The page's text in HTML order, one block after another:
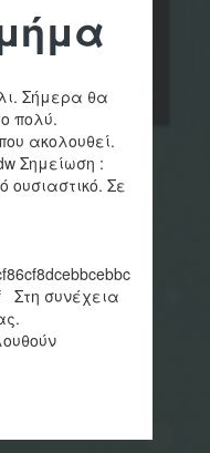
Σήμερα θα
πολύ.
ακολουθεί.
Σημείωση :
Σε
Στη συνέχεια